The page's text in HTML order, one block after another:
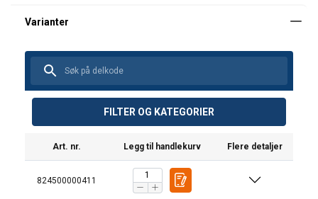
FILTER OG KATEGORIER
Art. nr. Legg til handlekurv Flere detaljer
824500000411